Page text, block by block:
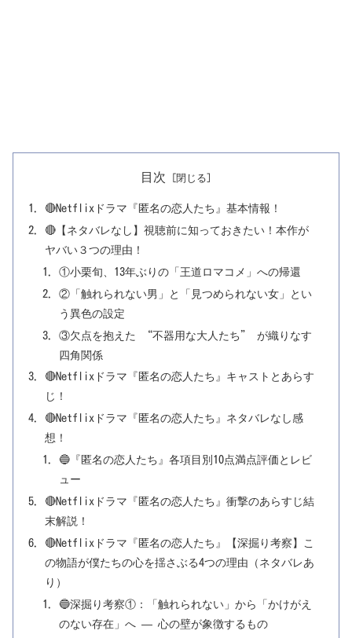
目次
🔴Netflixドラマ『匿名の恋人たち』基本情報！
🔴【ネタバレなし】視聴前に知っておきたい！本作が
ヤバい３つの理由！
①小栗旬、13年ぶりの「王道ロマコメ」への帰還
②「触れられない男」と「見つめられない女」とい
う異色の設定
③欠点を抱えた “不器用な大人たち” が織りなす
四角関係
🔴Netflixドラマ『匿名の恋人たち』キャストとあらす
じ！
🔴Netflixドラマ『匿名の恋人たち』ネタバレなし感
想！
🔵『匿名の恋人たち』各項目別10点満点評価とレビ
ュー
🔴Netflixドラマ『匿名の恋人たち』衝撃のあらすじ結
末解説！
🔴Netflixドラマ『匿名の恋人たち』【深掘り考察】こ
の物語が僕たちの心を揺さぶる4つの理由（ネタバレあ
り）
🔵深掘り考察①：「触れられない」から「かけがえ
のない存在」へ ― 心の壁が象徴するもの